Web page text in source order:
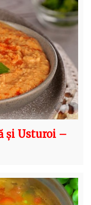
și Usturoi –